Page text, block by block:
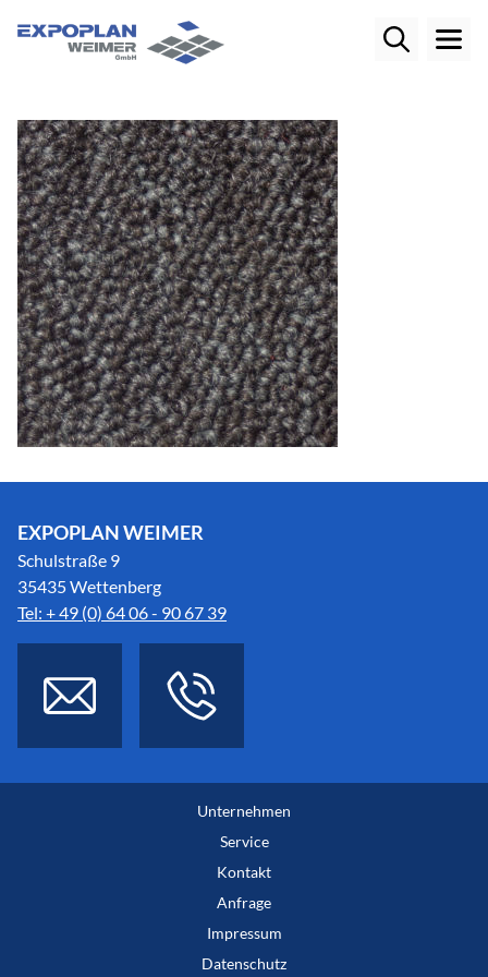
EXPOPLAN WEIMER
Schulstraße 9
35435 Wettenberg
Tel: + 49 (0) 64 06 - 90 67 39
Unternehmen
Service
Kontakt
Anfrage
Impressum
Datenschutz